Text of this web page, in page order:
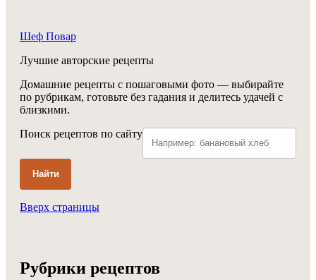
Шеф Повар
Лучшие авторские рецепты
Домашние рецепты с пошаговыми фото — выбирайте
по рубрикам, готовьте без гадания и делитесь удачей с
близкими.
Поиск рецептов по сайту
Найти
Вверх страницы
Рубрики рецептов